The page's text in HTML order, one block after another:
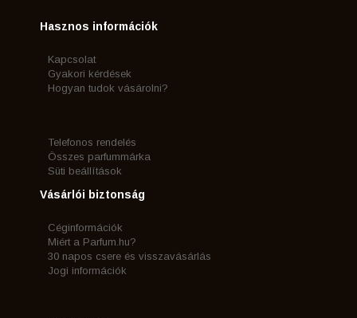
Hasznos információk
Kapcsolat
Gyakori kérdések
Hogyan tudok vásárolni?
Telefonos rendelés
Összes parfummárka
Süti beállítások
Vásárlói biztonság
Céginformációk
Miért a Parfum.hu?
30 napos csere és visszavásárlás
Jogi információk